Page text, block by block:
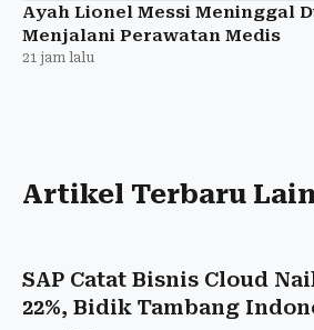
Ayah Lionel Messi Meninggal
Menjalani Perawatan Medis
21 jam lalu
Artikel Terbaru
SAP Catat Bisnis Cloud
22%, Bidik Tambang